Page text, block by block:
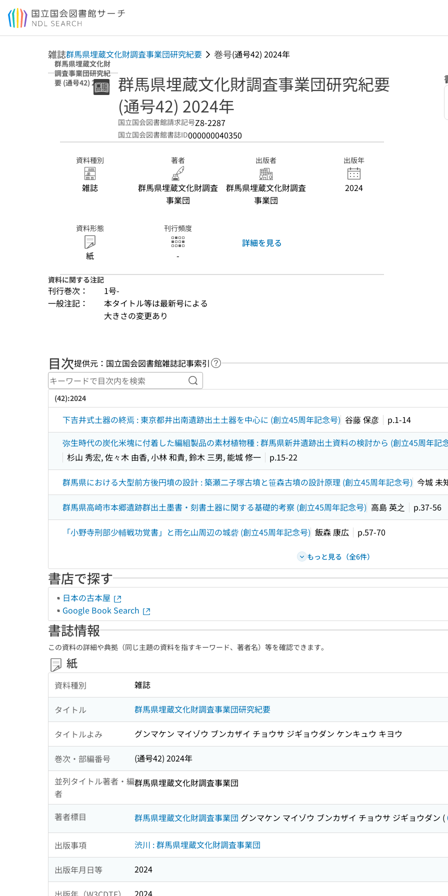
本文へ移動
雑誌群馬県埋蔵文化財調査事業団研究紀要 巻号(通号42) 2024年
群馬県埋蔵文化財
調査事業団研究紀
要 (通号42) 2024
群馬県埋蔵文化財調査事業団研究紀要
(通号42) 2024年
国立国会図書館請求記号Z8-2287
国立国会図書館書誌ID000000040350
資料種別
雑誌
著者
群馬県埋蔵文化財調査
事業団
出版者
群馬県埋蔵文化財調査
事業団
出版年
2024
資料形態
紙
刊行頻度
-
詳細を見る
資料に関する注記
刊行巻次：
1号-
一般注記：
本タイトル等は最新号による
大きさの変更あり
目次提供元：国立国会図書館雑誌記事索引 ヘルプページへのリンク
キーワードで目次内を検索
(42):2024
下吉井式土器の終焉 : 東京都井出南遺跡出土土器を中心に (創立45周年記念号) 谷藤 保彦
p.1-14
弥生時代の炭化米塊に付着した編組製品の素材植物種 : 群馬県新井遺跡出土資料の検討から (創立45周年記
杉山 秀宏, 佐々木 由香, 小林 和貴, 鈴木 三男, 能城 修一
p.15-22
群馬県における大型前方後円墳の設計 : 築瀬二子塚古墳と笹森古墳の設計原理 (創立45周年記念号) 今城 未
群馬県高崎市本郷遺跡群出土墨書・刻書土器に関する基礎的考察 (創立45周年記念号) 高島 英之 p.37-56
「小野寺刑部少輔戦功覚書」と雨乞山周辺の城砦 (創立45周年記念号) 飯森 康広 p.57-70
もっと見る（全6件）
書店で探す
日本の古本屋
Google Book Search
書誌情報
この資料の詳細や典拠（同じ主題の資料を指すキーワード、著者名）等を確認できます。
紙
資料種別 雑誌
タイトル 群馬県埋蔵文化財調査事業団研究紀要
タイトルよみ グンマケン マイゾウ ブンカザイ チョウサ ジギョウダン ケンキュウ キヨウ
巻次・部編番号
(通号42) 2024年
並列タイトル著者・編
者
群馬県埋蔵文化財調査事業団
著者標目 群馬県埋蔵文化財調査事業団 グンマケン マイゾウ ブンカザイ チョウサ ジギョウダン (
出版事項 渋川 : 群馬県埋蔵文化財調査事業団
出版年月日等 2024
2024